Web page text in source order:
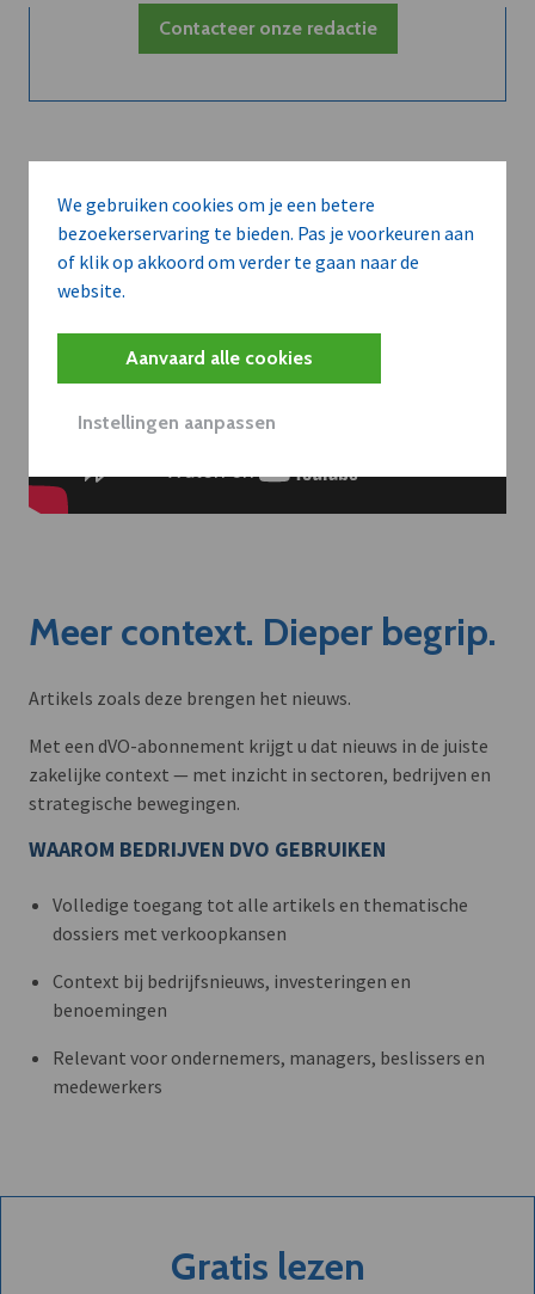
We gebruiken cookies om je een betere
bezoekerservaring te bieden. Pas je voorkeuren aan
of klik op akkoord om verder te gaan naar de
website.
Aanvaard alle cookies
Instellingen aanpassen
Contacteer onze redactie
Meer context. Dieper begrip.
Artikels zoals deze brengen het nieuws.
Met een dVO-abonnement krijgt u dat nieuws in de juiste
zakelijke context — met inzicht in sectoren, bedrijven en
strategische bewegingen.
WAAROM BEDRIJVEN DVO GEBRUIKEN
Volledige toegang tot alle artikels en thematische
dossiers met verkoopkansen
Context bij bedrijfsnieuws, investeringen en
benoemingen
Relevant voor ondernemers, managers, beslissers en
medewerkers
Gratis lezen